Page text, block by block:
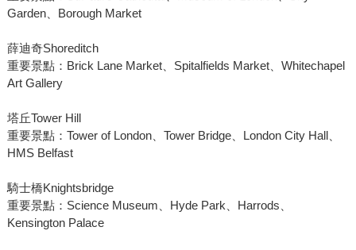
Garden、Borough Market
薛迪奇Shoreditch
重要景點：Brick Lane Market、Spitalfields Market、Whitechapel
Art Gallery
塔丘Tower Hill
重要景點：Tower of London、Tower Bridge、London City Hall、
HMS Belfast
騎士橋Knightsbridge
重要景點：Science Museum、Hyde Park、Harrods、
Kensington Palace